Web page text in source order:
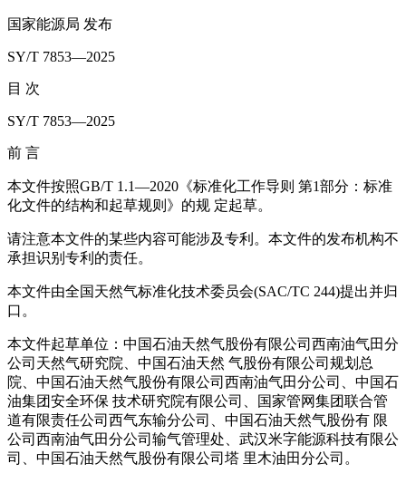
国家能源局 发布
SY/T 7853—2025
目 次
SY/T 7853—2025
前 言
本文件按照GB/T 1.1—2020《标准化工作导则 第1部分：标准
化文件的结构和起草规则》的规 定起草。
请注意本文件的某些内容可能涉及专利。本文件的发布机构不
承担识别专利的责任。
本文件由全国天然气标准化技术委员会(SAC/TC 244)提出并归
口。
本文件起草单位：中国石油天然气股份有限公司西南油气田分
公司天然气研究院、中国石油天然 气股份有限公司规划总
院、中国石油天然气股份有限公司西南油气田分公司、中国石
油集团安全环保 技术研究院有限公司、国家管网集团联合管
道有限责任公司西气东输分公司、中国石油天然气股份有 限
公司西南油气田分公司输气管理处、武汉米字能源科技有限公
司、中国石油天然气股份有限公司塔 里木油田分公司。